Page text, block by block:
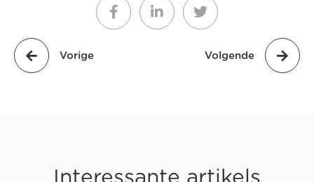
Vorige Volgende
Interessante artikels